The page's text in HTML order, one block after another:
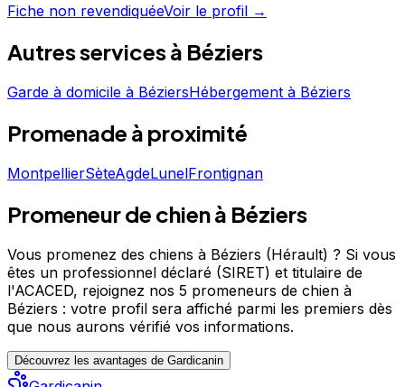
avec une note moyenne de 4.8/5. Découvrez ses
O Clos d'Eden est un professionnel du service canin
avec 151 avis.
Fiche non revendiquéeVoir le profil →
Autres services à Béziers
Garde à domicile à BéziersHébergement à Béziers
Promenade à proximité
MontpellierSèteAgdeLunelFrontignan
Promeneur de chien à Béziers
Vous promenez des chiens à Béziers (Hérault) ? Si vous
êtes un professionnel déclaré (SIRET) et titulaire de
l'ACACED, rejoignez nos 5 promeneurs de chien à
Béziers : votre profil sera affiché parmi les premiers dès
que nous aurons vérifié vos informations.
Découvrez les avantages de Gardicanin